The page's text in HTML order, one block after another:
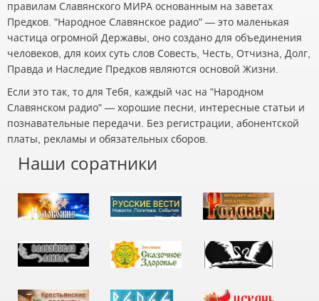
правилам Славянского МИРА основанным на заветах
Предков. "Народное Славянское радио" — это маленькая
частица огромной Державы, оно создано для объединения
человеков, для коих суть слов Совесть, Честь, Отчизна, Долг,
Правда и Наследие Предков являются основой Жизни.
Если это так, то для Тебя, каждый час на "Народном
Славянском радио" — хорошие песни, интересные статьи и
познавательные передачи. Без регистрации, абонентской
платы, рекламы и обязательных сборов.
Наши соратники